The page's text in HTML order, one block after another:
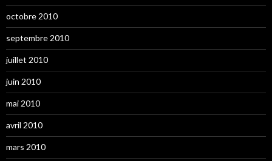
octobre 2010
septembre 2010
juillet 2010
juin 2010
mai 2010
avril 2010
mars 2010